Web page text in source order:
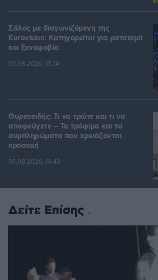
Σάλος με διαγωνιζόμενη της
Eurovision: Κατηγορείται για ρατσισμό
και ξενοφοβία
05.08.2026, 15:14
Θυρεοειδής: Τι να τρώτε και τι να
αποφεύγετε – Τα τρόφιμα και τα
συμπληρώματα που χρειάζονται
προσοχή
05.08.2026, 16:43
Δείτε Επίσης